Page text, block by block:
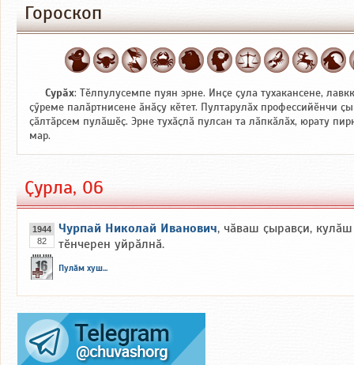
Гороскоп
Сурӑх: Тӗлпулусемпе пуян эрне. Инҫе ҫула тухакансене,
ҫӳреме палӑртнисене ӑнӑҫу кӗтет. Пултарулӑх профессийӗнчи
ҫӑлтӑрсем пулӑшӗҫ. Эрне тухӑҫлӑ пулсан та лӑпкӑлӑх, юрату
мар.
Ҫурла, 06
1944
82
Чурпай Николай Иванович, чӑваш ҫыравҫи, кулӑш
тӗнчерен уйрӑлнӑ.
Пулӑм хуш...